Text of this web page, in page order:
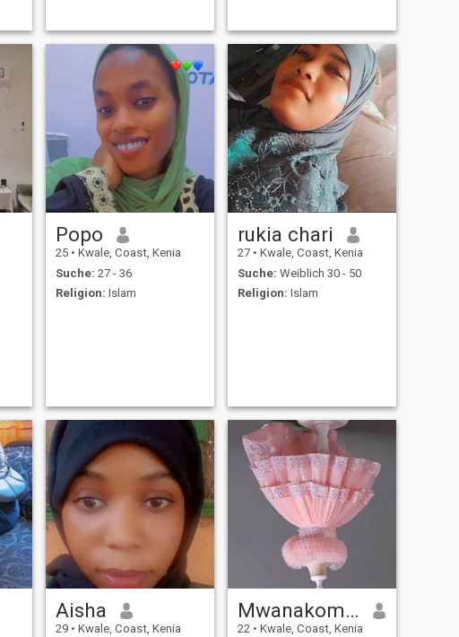
Popo
25 • Kwale, Coast, Kenia
Suche: 27 - 36
Religion: Islam
rukia chari
27 • Kwale, Coast, Kenia
Suche: Weiblich 30 - 50
Religion: Islam
Aisha
29 • Kwale, Coast, Kenia
Mwanakombo
22 • Kwale, Coast, Kenia